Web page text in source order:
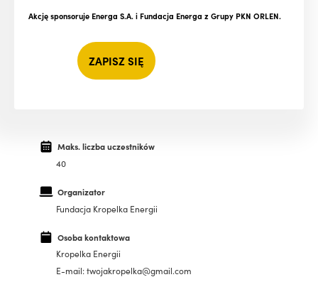
Akcję sponsoruje Energa S.A. i Fundacja Energa z Grupy PKN ORLEN.
ZAPISZ SIĘ
Maks. liczba uczestników
40
Organizator
Fundacja Kropelka Energii
Osoba kontaktowa
Kropelka Energii
E-mail: twojakropelka@gmail.com